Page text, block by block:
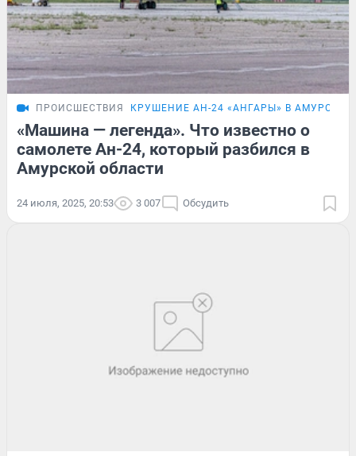
ПРОИСШЕСТВИЯ КРУШЕНИЕ АН-24 «АНГАРЫ» В
«Машина — легенда». Что известно о
самолете Ан-24, который разбился в
Амурской области
24 июля, 2025, 20:53 3 007 Обсудить